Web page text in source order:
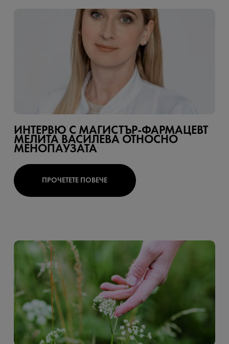
ИНТЕРВЮ С МАГИСТЪР-ФАРМАЦЕВТ
МЕЛИТА ВАСИЛЕВА ОТНОСНО
МЕНОПАУЗАТА
ПРОЧЕТЕТЕ ПОВЕЧЕ